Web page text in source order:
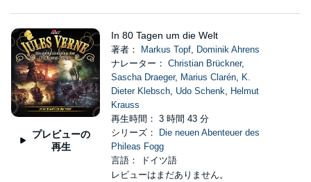
プレビューの
再生
In 80 Tagen um die Welt
著者： Markus Topf, Dominik Ahrens
ナレーター： Christian Brückner,
Sascha Draeger, Marius Clarén, K.
Dieter Klebsch, Udo Schenk, Helmut
Krauss
再生時間： 3 時間 43 分
シリーズ：
Die neuen Abenteuer des
Phileas Fogg
言語： ドイツ語
レビューはまだありません。